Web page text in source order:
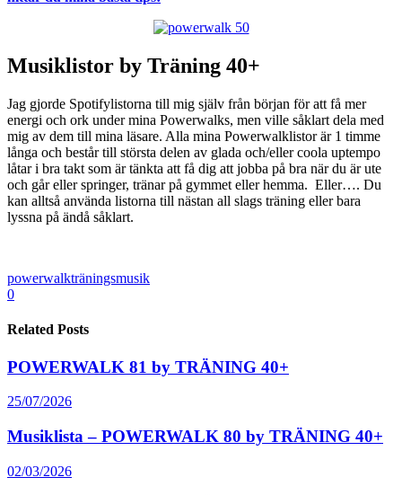
Musiklistor by Träning 40+
Jag gjorde Spotifylistorna till mig själv från början för att få mer
energi och ork under mina Powerwalks, men ville såklart dela med
mig av dem till mina läsare. Alla mina Powerwalklistor är 1 timme
långa och består till största delen av glada och/eller coola uptempo
låtar i bra takt som är tänkta att få dig att jobba på bra när du är ute
och går eller springer, tränar på gymmet eller hemma. Eller…. Du
kan alltså använda listorna till nästan all slags träning eller bara
lyssna på ändå såklart.
powerwalkträningsmusik
0
Related Posts
POWERWALK 81 by TRÄNING 40+
25/07/2026
Musiklista – POWERWALK 80 by TRÄNING 40+
02/03/2026